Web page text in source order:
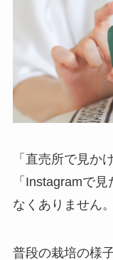
「直売所で見か
「Instagramで
なくありません。
普段の栽培の様